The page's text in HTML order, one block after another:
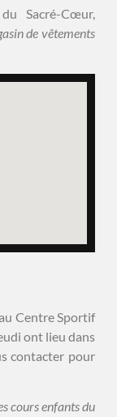
Sacré-Cœur,
de vêtements
Centre Sportif
ont lieu dans
contacter pour
cours enfants du